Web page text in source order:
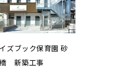
ズブック保育園 砂
新築工事